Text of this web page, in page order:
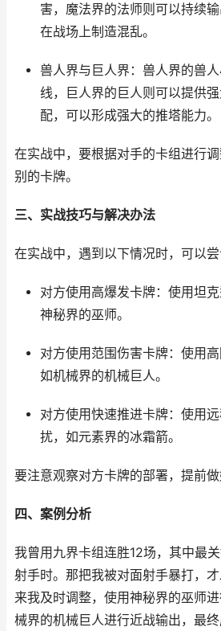
害，魔法界的法师则可以持续
在战场上制造混乱。
兽人界与巨人界：兽人界的兽
线，巨人界的巨人则可以提供
配，可以形成强大的推塔能力。
在实战中，要根据对手的卡组进行
别的卡牌。
三、实战技巧与解决办法
在实战中，遇到以下情况时，可以尝
对方使用高爆发卡牌：使用坦
神秘界的巫师。
对方使用范围伤害卡牌：使用高
如机械界的机械巨人。
对方使用快速推进卡牌：使用
扰，如元素界的冰霜箭。
要注意观察对方卡牌的部署，提前做
四、案例分析
我曾用九界卡组连胜12场，其中最
射手时。那把我被对面射手暴打，
来我及时调整，使用神秘界的巫师
械界的机械巨人进行近战输出，最终